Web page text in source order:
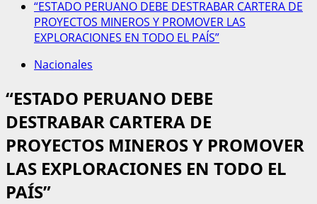
“ESTADO PERUANO DEBE DESTRABAR CARTERA DE
PROYECTOS MINEROS Y PROMOVER LAS
EXPLORACIONES EN TODO EL PAÍS”
Nacionales
“ESTADO PERUANO DEBE
DESTRABAR CARTERA DE
PROYECTOS MINEROS Y PROMOVER
LAS EXPLORACIONES EN TODO EL
PAÍS”